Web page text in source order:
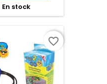
En stock
favorite_border